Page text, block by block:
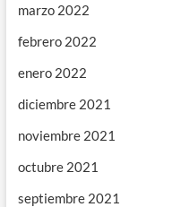
marzo 2022
febrero 2022
enero 2022
diciembre 2021
noviembre 2021
octubre 2021
septiembre 2021